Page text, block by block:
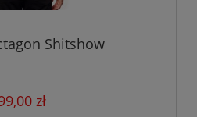
Shitshow
zł